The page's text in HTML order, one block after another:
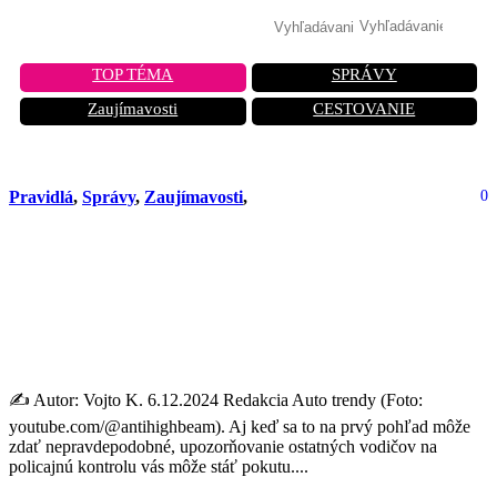
TOP TÉMA
SPRÁVY
Zaujímavosti
CESTOVANIE
Pravidlá, Správy, Zaujímavosti, 0
✍️ Autor: Vojto K. 6.12.2024 Redakcia Auto trendy (Foto:
youtube.com/@antihighbeam). Aj keď sa to na prvý pohľad môže
zdať nepravdepodobné, upozorňovanie ostatných vodičov na
policajnú kontrolu vás môže stáť pokutu....